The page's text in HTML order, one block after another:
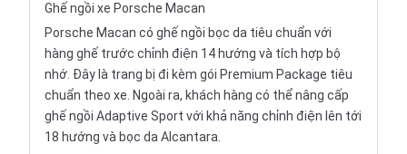
Ghế ngồi xe Porsche Macan
Porsche Macan có ghế ngồi bọc da tiêu chuẩn với
hàng ghế trước chỉnh điện 14 hướng và tích hợp bộ
nhớ. Đây là trang bị đi kèm gói Premium Package tiêu
chuẩn theo xe. Ngoài ra, khách hàng có thể nâng cấp
ghế ngồi Adaptive Sport với khả năng chỉnh điện lên tới
18 hướng và bọc da Alcantara.